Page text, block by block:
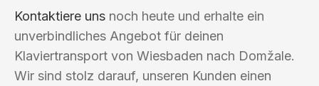
Kontaktiere uns noch heute und erhalte ein
unverbindliches Angebot für deinen
Klaviertransport von Wiesbaden nach Domžale.
Wir sind stolz darauf, unseren Kunden einen